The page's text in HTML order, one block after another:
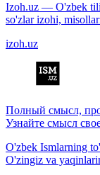
Izoh.uz — O'zbek
so'zlar izohi,
izoh.uz
Полный смысл,
Узнайте смысл
O'zbek Ismlarning
O'zingiz va